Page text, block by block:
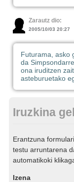
Zarautz dio:
2005/10/03 20:27
Futurama, asko
da
ona iruditzen
asteburuetako
Iruzkina
Erantzuna
testu arruntarena
automatikoki
Izena